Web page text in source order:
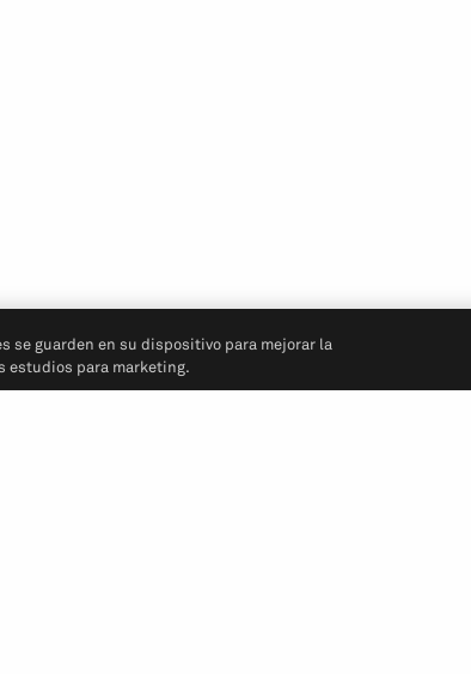
se guarden en su dispositivo para mejorar la
estudios para marketing.